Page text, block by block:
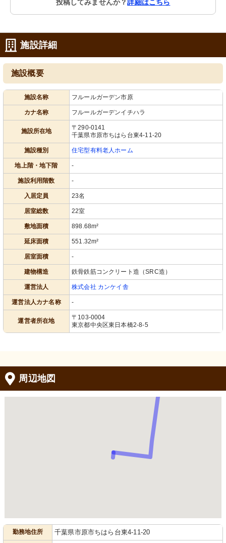
投稿してみませんか？詳細はこちら
施設詳細
施設概要
施設名称 フルールガーデン市原
カナ名称 フルールガーデンイチハラ
施設所在地
〒290-0141
千葉県市原市ちはら台東4-11-20
施設種別 住宅型有料老人ホーム
地上階・地下階 -
施設利用階数 -
入居定員 23名
居室総数 22室
敷地面積 898.68m²
延床面積 551.32m²
居室面積 -
建物構造 鉄骨鉄筋コンクリート造（SRC造）
運営法人 株式会社 カンケイ舎
運営法人カナ名称 -
運営者所在地
〒103-0004
東京都中央区東日本橋2-8-5
周辺地図
勤務地住所 千葉県市原市ちはら台東4-11-20